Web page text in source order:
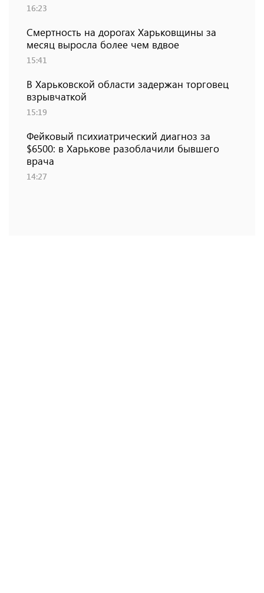
16:23
Смертность на дорогах Харьковщины за
месяц выросла более чем вдвое
15:41
В Харьковской области задержан торговец
взрывчаткой
15:19
Фейковый психиатрический диагноз за
$6500: в Харькове разоблачили бывшего
врача
14:27